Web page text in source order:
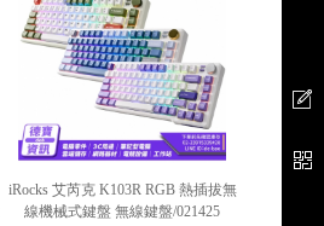
iRocks 艾芮克 K103R RGB 熱插拔無
線機械式鍵盤 無線鍵盤/021425